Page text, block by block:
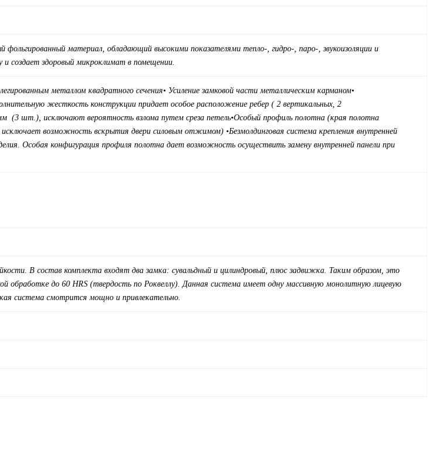
фольгированный материал, обладающий высокими показателями тепло-, гидро-, паро-, звукоизоляции и
создает здоровый микроклимат в помещении.
металлом квадратного сечения• Усиление замковой части металлическим карманом•
жесткость конструкции придает особое расположение ребер ( 2 вертикальных, 2
(3 шт.), исключают вероятность взлома путем среза петель•Особый профиль полотна (края полотна
возможность вскрытия двери силовым отжимом) •Безмолдинговая система крепления внутренней
Особая конфигурация профиля полотна дает возможность осуществить замену внутренней панели при
В состав комплекта входят два замка: сувальдный и цилиндровый, плюс задвижка. Таким образом, это
обработке до 60 HRS (твердость по Роквеллу). Данная система имеет одну массивную монолитную лицевую
система смотрится мощно и привлекательно.